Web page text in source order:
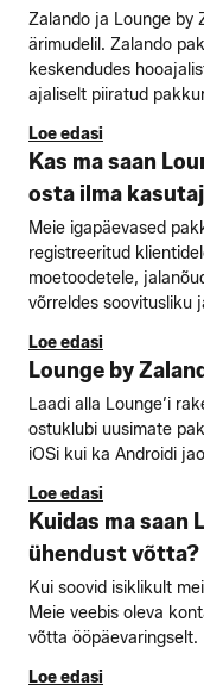
Zalando ja Lounge by
ärimudelil. Zalando
keskendudes
ajaliselt piiratud
Loe edasi
Kas ma saan
osta ilma
Meie igapäevased
registreeritud
moetoodetele,
võrreldes soovitusliku
Loe edasi
Lounge by
Laadi alla Lounge’i
ostuklubi uusimate
iOSi kui ka Androidi
Loe edasi
Kuidas ma saan
ühendust võtta?
Kui soovid isiklikult
Meie veebis oleva
võtta ööpäevaringselt.
Loe edasi